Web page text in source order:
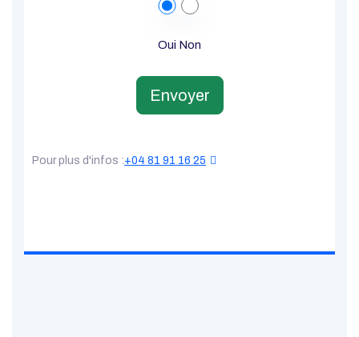
Oui Non
Envoyer
Pour plus d'infos :+04 81 91 16 25